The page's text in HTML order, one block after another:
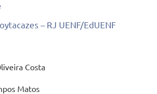
– RJ UENF/EdUENF
Costa
Matos